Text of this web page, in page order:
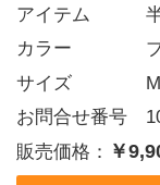
アイテム   半
カラー    ブ
サイズ    M
お問合せ番号
販売価格： ￥